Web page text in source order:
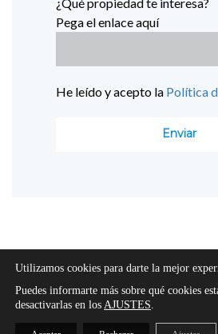
Pega el enlace aquí
He leído y acepto la Política
Utilizamos cookies para darte la mejor
Puedes informarte más sobre qué cookies
desactivarlas en los AJUSTES.